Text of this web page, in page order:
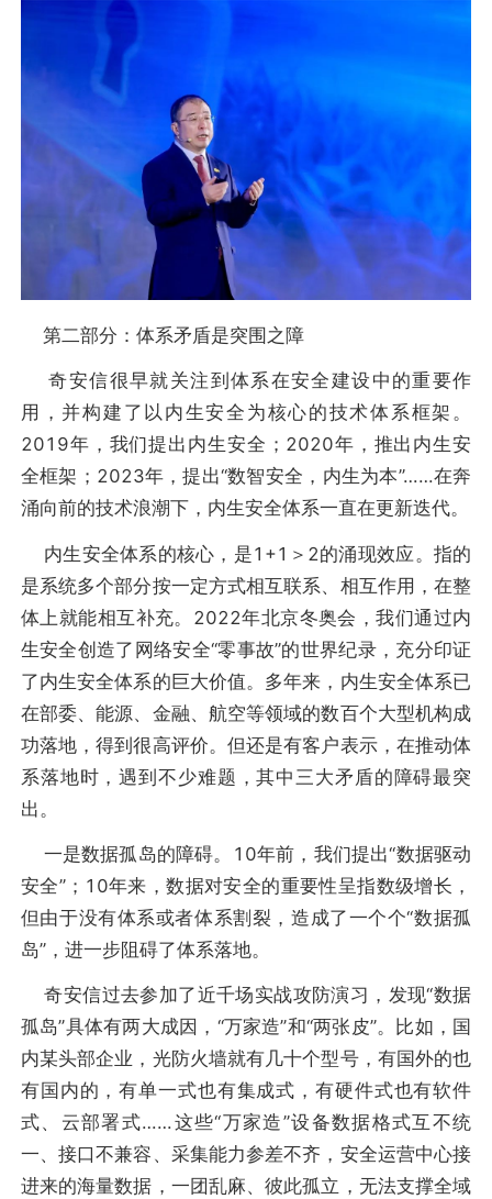
第二部分：体系矛盾是突围之障
奇安信很早就关注到体系在安全建设中的重要作
用，并构建了以内生安全为核心的技术体系框架。
2019年，我们提出内生安全；2020年，推出内生安
全框架；2023年，提出“数智安全，内生为本”……在奔
涌向前的技术浪潮下，内生安全体系一直在更新迭代。
内生安全体系的核心，是1+1＞2的涌现效应。指的
是系统多个部分按一定方式相互联系、相互作用，在整
体上就能相互补充。2022年北京冬奥会，我们通过内
生安全创造了网络安全“零事故”的世界纪录，充分印证
了内生安全体系的巨大价值。多年来，内生安全体系已
在部委、能源、金融、航空等领域的数百个大型机构成
功落地，得到很高评价。但还是有客户表示，在推动体
系落地时，遇到不少难题，其中三大矛盾的障碍最突
出。
一是数据孤岛的障碍。10年前，我们提出“数据驱动
安全”；10年来，数据对安全的重要性呈指数级增长，
但由于没有体系或者体系割裂，造成了一个个“数据孤
岛”，进一步阻碍了体系落地。
奇安信过去参加了近千场实战攻防演习，发现“数据
孤岛”具体有两大成因，“万家造”和“两张皮”。比如，国
内某头部企业，光防火墙就有几十个型号，有国外的也
有国内的，有单一式也有集成式，有硬件式也有软件
式、云部署式……这些“万家造”设备数据格式互不统
一、接口不兼容、采集能力参差不齐，安全运营中心接
进来的海量数据，一团乱麻、彼此孤立，无法支撑全域